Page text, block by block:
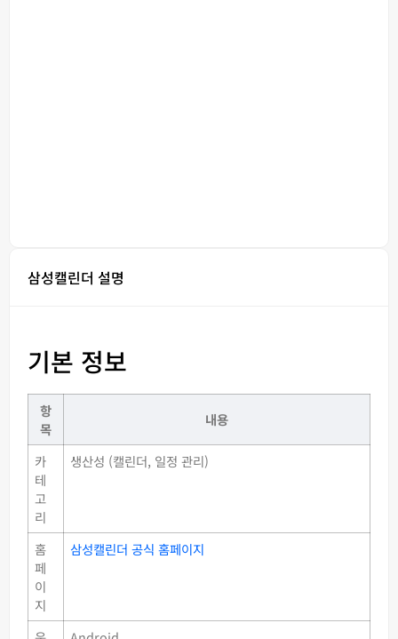
삼성캘린더 설명
기본 정보
항
목
내용
카
테
고
리
생산성 (캘린더, 일정 관리)
홈
페
이
지
삼성캘린더 공식 홈페이지